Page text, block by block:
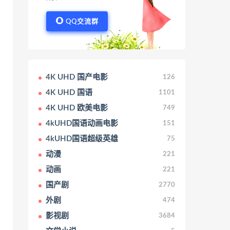
QQ交流群
4K UHD 国产电影 126
4K UHD 国语 1101
4K UHD 欧美电影 749
4kUHD国语动画电影 151
4kUHD国语超级英雄 75
动漫 221
动画 221
国产剧 2770
外剧 474
影视剧 3684